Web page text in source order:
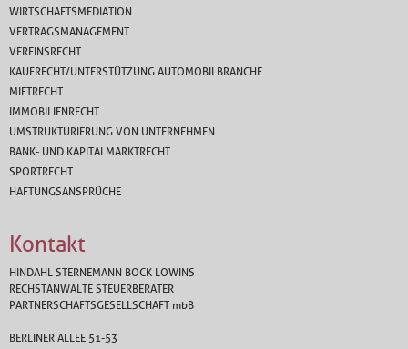
WIRTSCHAFTSMEDIATION
VERTRAGSMANAGEMENT
VEREINSRECHT
KAUFRECHT/UNTERSTÜTZUNG AUTOMOBILBRANCHE
MIETRECHT
IMMOBILIENRECHT
UMSTRUKTURIERUNG VON UNTERNEHMEN
BANK- UND KAPITALMARKTRECHT
SPORTRECHT
HAFTUNGSANSPRÜCHE
Kontakt
HINDAHL STERNEMANN BOCK LOWINS
RECHSTANWÄLTE STEUERBERATER
PARTNERSCHAFTSGESELLSCHAFT mbB
BERLINER ALLEE 51-53